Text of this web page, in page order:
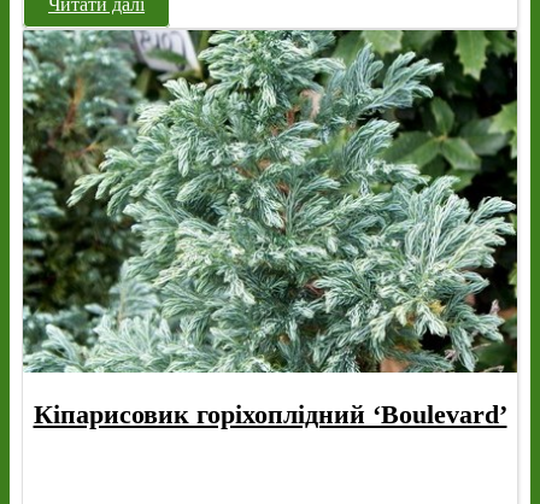
Читати далі
Кіпарисовик горіхоплідний ‘Boulevard’